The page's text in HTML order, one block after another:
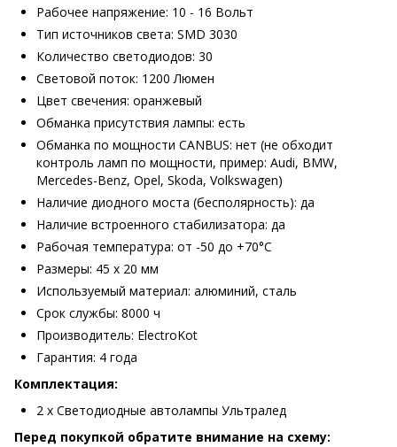
Рабочее напряжение: 10 - 16 Вольт
Тип источников света: SMD 3030
Количество светодиодов: 30
Световой поток: 1200 Люмен
Цвет свечения: оранжевый
Обманка присутствия лампы: есть
Обманка по мощности CANBUS: нет (не обходит
контроль ламп по мощности, пример: Audi, BMW,
Mercedes-Benz, Opel, Skoda, Volkswagen)
Наличие диодного моста (бесполярность): да
Наличие встроенного стабилизатора: да
Рабочая температура: от -50 до +70°С
Размеры: 45 х 20 мм
Используемый материал: алюминий, сталь
Срок службы: 8000 ч
Производитель: ElectroKot
Гарантия: 4 года
Комплектация:
2 х Светодиодные автолампы Ультралед
Перед покупкой обратите внимание на схему: